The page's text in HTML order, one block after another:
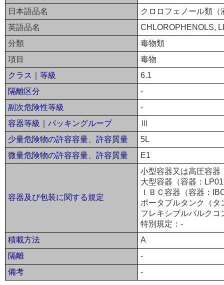
日本語品名
クロロフェノール類
英語品名
CHLOROPHENOLS,
分類
毒物類
項目
毒物
クラス｜等級
6.1
隔離区分
-
副次危険性等級
-
容器等級｜パッキングループ
Ⅲ
少量危険物の許容容量、許容質量
5L
微量危険物の許容容量、許容質量
E1
容器及び包装に関する規定
小型容器又は高圧容器
大型容器（容器：
ＩＢＣ容器（容器：
ポータブルタンク（
フレキシブルバルクコ
特別規定：-
積載方法
A
隔離
-
備考
-